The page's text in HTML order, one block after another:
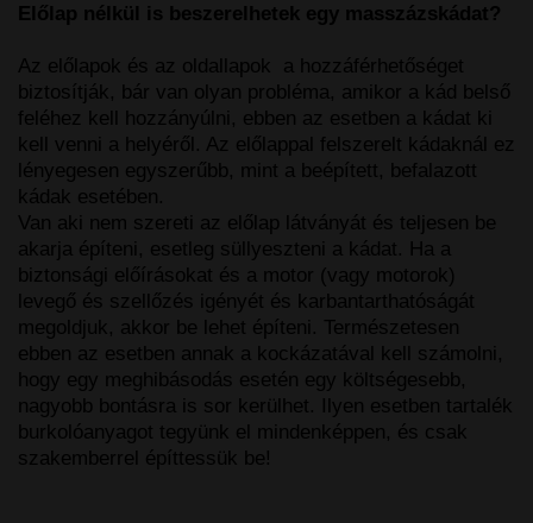
Előlap nélkül is beszerelhetek egy masszázskádat?
Az előlapok és az oldallapok a hozzáférhetőséget
biztosítják, bár van olyan probléma, amikor a kád belső
feléhez kell hozzányúlni, ebben az esetben a kádat ki
kell venni a helyéről. Az előlappal felszerelt kádaknál ez
lényegesen egyszerűbb, mint a beépített, befalazott
kádak esetében.
Van aki nem szereti az előlap látványát és teljesen be
akarja építeni, esetleg süllyeszteni a kádat. Ha a
biztonsági előírásokat és a motor (vagy motorok)
levegő és szellőzés igényét és karbantarthatóságát
megoldjuk, akkor be lehet építeni. Természetesen
ebben az esetben annak a kockázatával kell számolni,
hogy egy meghibásodás esetén egy költségesebb,
nagyobb bontásra is sor kerülhet. Ilyen esetben tartalék
burkolóanyagot tegyünk el mindenképpen, és csak
szakemberrel építtessük be!